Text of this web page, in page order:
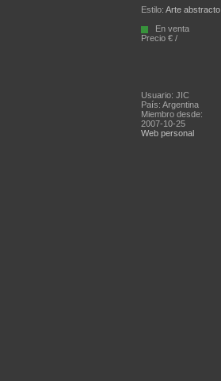
Estilo: Arte abstracto
En venta
Precio € /
Usuario: JIC
País: Argentina
Miembro desde:
2007-10-25
Web personal